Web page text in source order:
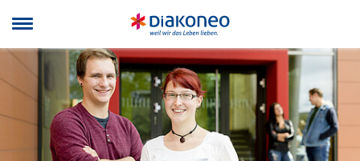
Navigation überspringen